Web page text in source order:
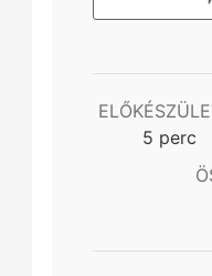
5 minutes
perc